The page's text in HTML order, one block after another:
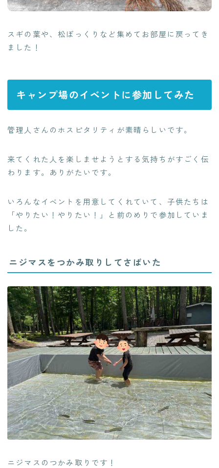
スギの葉や、松ぼっくりなど集めてお部屋に戻ってき
ました！
キャンプ場のイベントに参加してみた
管理人さんのホスピタリティが素晴らしいです。
来てくれた人を楽しませようとする気持ちがすごく伝
わります。ありがたいです。
いろんなイベントを用意してくれていて、子供たちは
「やりたい！やりたい！」と前のめりで参加していま
した。
ニジマスをつかみ取りしてさばいた
ニジマスのつかみ取りです！